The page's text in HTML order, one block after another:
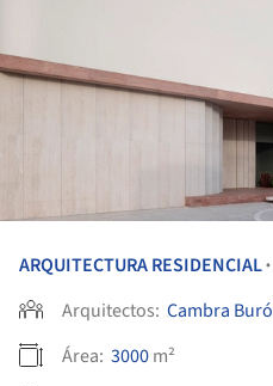
ARQUITECTURA RESIDENCIAL•
Arquitectos: Cambra Buró
Área: 3000m²